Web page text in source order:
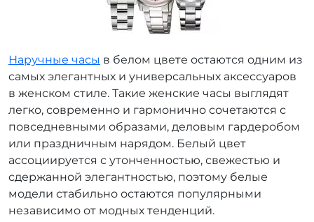
Наручные часы в белом цвете остаются одним из
самых элегантных и универсальных аксессуаров
в женском стиле. Такие женские часы выглядят
легко, современно и гармонично сочетаются с
повседневными образами, деловым гардеробом
или праздничным нарядом. Белый цвет
ассоциируется с утонченностью, свежестью и
сдержанной элегантностью, поэтому белые
модели стабильно остаются популярными
независимо от модных тенденций.